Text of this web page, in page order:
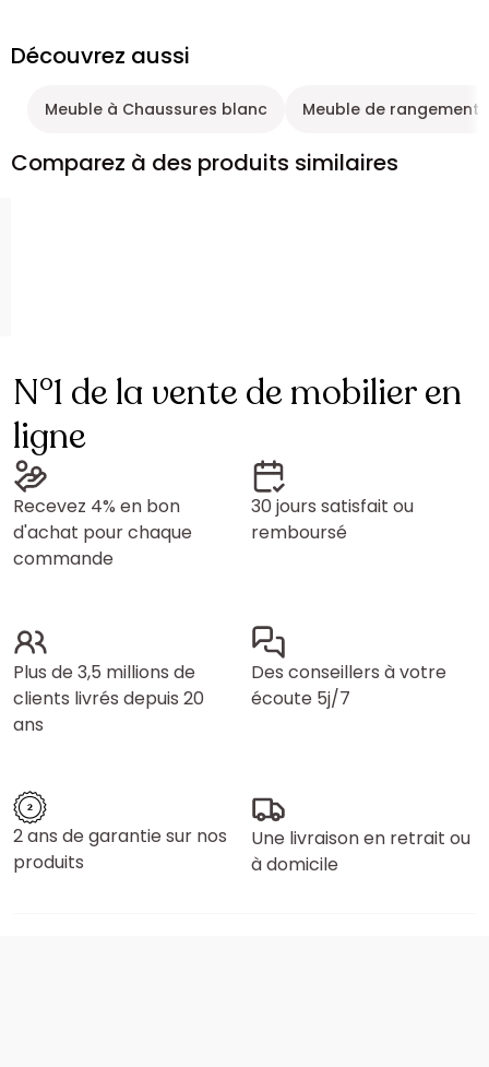
Découvrez aussi
Meuble à Chaussures blanc Meuble de rangement
Comparez à des produits similaires
N°1 de la vente de mobilier en
ligne
Recevez 4% en bon
d'achat pour chaque
commande
30 jours satisfait ou
remboursé
Plus de 3,5 millions de
clients livrés depuis 20
ans
Des conseillers à votre
écoute 5j/7
2 ans de garantie sur nos
produits
Une livraison en retrait ou
à domicile